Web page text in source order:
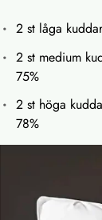
2 st låga
2 st medium
75%
2 st höga
78%